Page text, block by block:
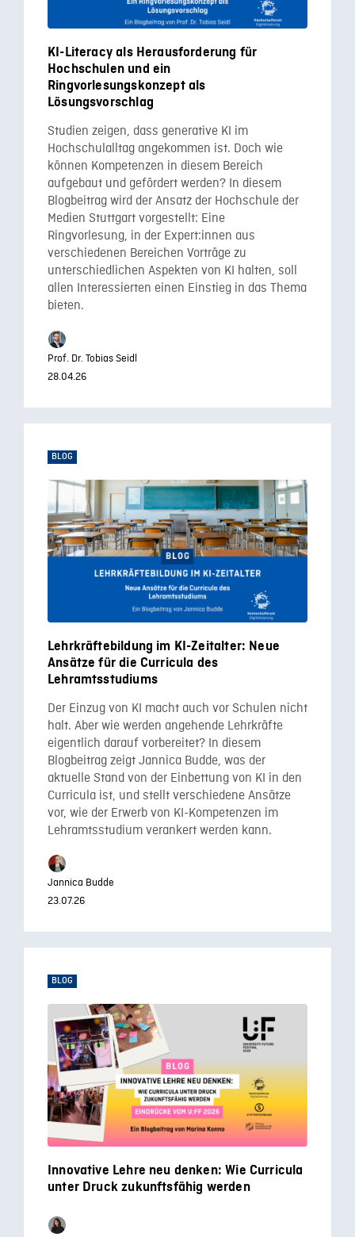
KI-Literacy als Herausforderung für
Hochschulen und ein
Ringvorlesungskonzept als
Lösungsvorschlag
Studien zeigen, dass generative KI im
Hochschulalltag angekommen ist. Doch wie
können Kompetenzen in diesem Bereich
aufgebaut und gefördert werden? In diesem
Blogbeitrag wird der Ansatz der Hochschule der
Medien Stuttgart vorgestellt: Eine
Ringvorlesung, in der Expert:innen aus
verschiedenen Bereichen Vorträge zu
unterschiedlichen Aspekten von KI halten, soll
allen Interessierten einen Einstieg in das Thema
bieten.
Prof. Dr. Tobias Seidl
28.04.26
BLOG
Lehrkräftebildung im KI-Zeitalter: Neue
Ansätze für die Curricula des
Lehramtsstudiums
Der Einzug von KI macht auch vor Schulen nicht
halt. Aber wie werden angehende Lehrkräfte
eigentlich darauf vorbereitet? In diesem
Blogbeitrag zeigt Jannica Budde, was der
aktuelle Stand von der Einbettung von KI in den
Curricula ist, und stellt verschiedene Ansätze
vor, wie der Erwerb von KI-Kompetenzen im
Lehramtsstudium verankert werden kann.
Jannica Budde
23.07.26
BLOG
Innovative Lehre neu denken: Wie Curricula
unter Druck zukunftsfähig werden